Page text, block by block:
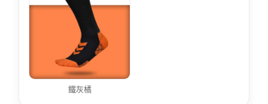
鐵灰橘